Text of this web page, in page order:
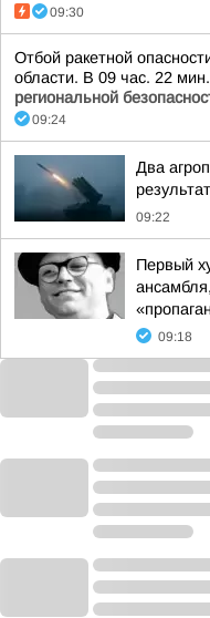
09:30
Отбой ракетной
области. В 09 час. 22
региональной
09:24
Два
09:22
Первый
09:18